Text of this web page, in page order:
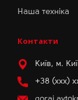
Наша техніка
Контакти
Київ, м.
+38 (xxx)